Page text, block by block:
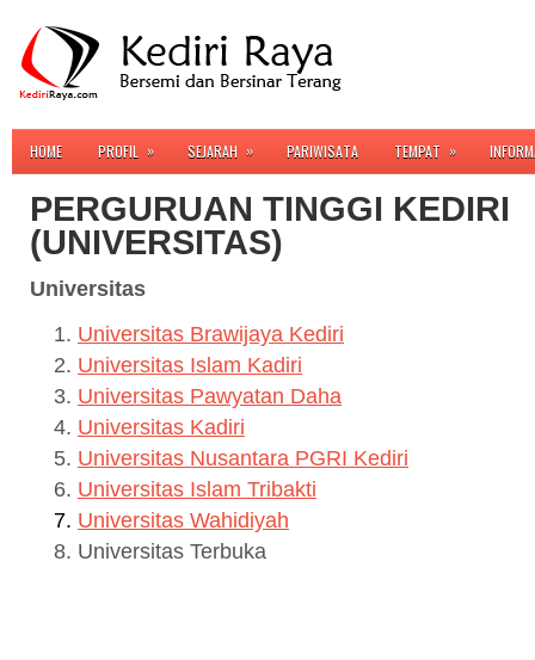
HOME PROFIL » SEJARAH » PARIWISATA TEMPAT »
PERGURUAN TINGGI KEDIRI
(UNIVERSITAS)
Universitas
Universitas Brawijaya Kediri
Universitas Islam Kadiri
Universitas Pawyatan Daha
Universitas Kadiri
Universitas Nusantara PGRI Kediri
Universitas Islam Tribakti
Universitas Wahidiyah
Universitas Terbuka